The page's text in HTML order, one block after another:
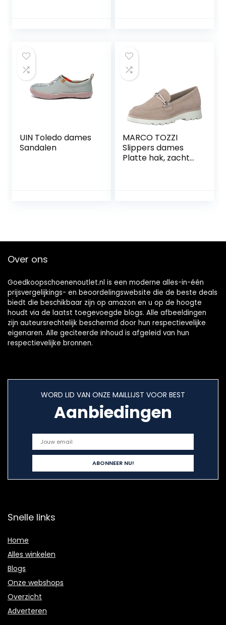
UIN Toledo dames
Sandalen
MARCO TOZZI
Slippers dames
Platte hak, zacht
Over ons
Goedkoopschoenenoutlet.nl is een moderne alles-in-één
prijsvergelijkings- en beoordelingswebsite die de beste deals
biedt die beschikbaar zijn op amazon en u op de hoogte
houdt via de laatst toegevoegde blogs. Alle afbeeldingen
zijn auteursrechtelijk beschermd door hun respectievelijke
eigenaren. Alle geciteerde inhoud is afgeleid van hun
respectievelijke bronnen.
WORD LID VAN ONZE MAILLIJST VOOR BEST
Aanbiedingen
Snelle links
Home
Alles winkelen
Blogs
Onze webshops
Overzicht
Adverteren